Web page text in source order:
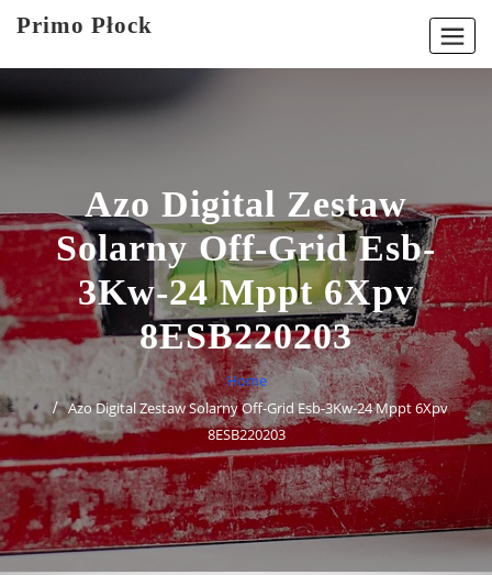
Primo Płock
Azo Digital Zestaw
Solarny Off-Grid Esb-
3Kw-24 Mppt 6Xpv
8ESB220203
Home
Azo Digital Zestaw Solarny Off-Grid Esb-3Kw-24 Mppt 6Xpv
8ESB220203